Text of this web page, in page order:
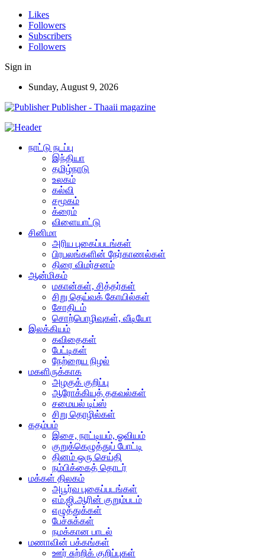
Likes
Followers
Subscribers
Followers
Sign in
Sunday, August 9, 2026
Publisher - Thaaii magazine
நாட்டு நடப்பு
இந்தியா
தமிழ்நாடு
உலகம்
கல்வி
சமூகம்
க்ரைம்
விளையாட்டு
சினிமா
அரிய புகைப்படங்கள்
பிரபலங்களின் நேர்காணல்கள்
திரை விமர்சனம்
ஆன்மிகம்
மகான்கள், சித்தர்கள்
சிறு தெய்வக் கோயில்கள்
சோதிடம்
சொற்பொழிவுகள், வீடியோ
இலக்கியம்
கவிதைகள்
பேட்டிகள்
நேற்றைய நிழல்
மகளிருக்காக
அழகுக் குறிப்பு
ஆரோக்கியத் தகவல்கள்
சமையல் டிப்ஸ்
சிறு தொழில்கள்
கதம்பம்
இசை, நாட்டியம், ஓவியம்
குறுக்கெழுத்துப் போட்டி
தினம் ஒரு செய்தி
நம்பிக்கைத் தொடர்
மக்கள் திலகம்
அபூர்வ புகைப்படங்கள்
எம்.ஜி.ஆரின் குறும்படம்
எழுத்துக்கள்
பேச்சுக்கள்
நமக்கான பாடல்
மணாவின் பக்கங்கள்
ஊர் சுற்றிக் குறிப்புகள்